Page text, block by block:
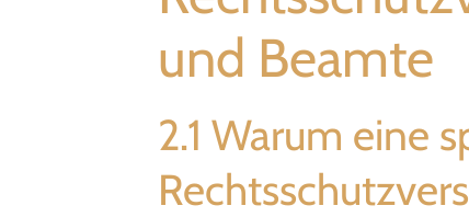
und Beamte
2.1 Warum eine